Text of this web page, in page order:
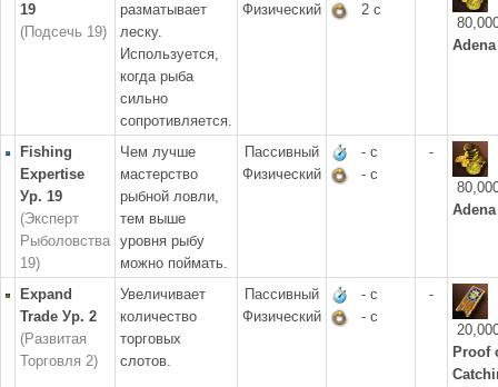
19
(Подсечь 19)
разматывает
леску.
Используется,
когда рыба
сильно
сопротивляется.
Физический
2 с
Adena
Fishing
Expertise
Ур. 19
(Эксперт
Рыболовства
19)
Чем лучше
мастерство
рыбной ловли,
тем выше
уровня рыбу
можно поймать.
Пассивный
Физический
- с
- с
-
Adena
Expand
Trade Ур. 2
(Развитая
Торговля 2)
Увеличивает
количество
торговых
слотов.
Пассивный
Физический
- с
- с
-
Proof